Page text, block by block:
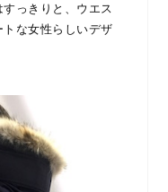
っきりと、ウエス
な女性らしいデザ